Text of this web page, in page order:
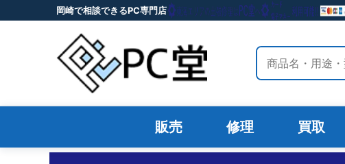
岡崎で相談できるPC専門店
サイト内検索
販売 修理 買取